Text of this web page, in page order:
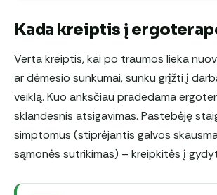
Kada kreiptis į
Verta kreiptis, kai po traumos lieka
ar dėmesio sunkumai, sunku grįžti į
veiklą. Kuo anksčiau pradedama
sklandesnis atsigavimas. Pastebėję
simptomus (stiprėjantis galvos
sąmonės sutrikimas) – kreipkitės į